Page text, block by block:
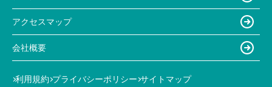
アクセスマップ
会社概要
利用規約 プライバシーポリシー サイトマップ